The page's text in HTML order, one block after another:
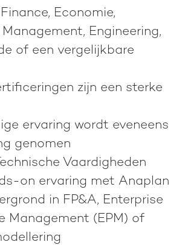
Economie,
Engineering,
of een vergelijkbare
zijn een sterke
ervaring wordt eveneens
genomen
Vaardigheden
on ervaring met Anaplan
in FP&A, Enterprise
Management (EPM) of